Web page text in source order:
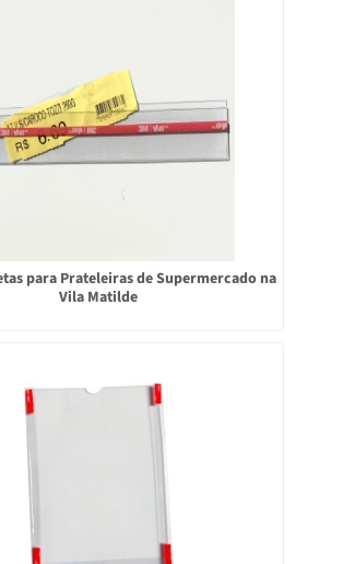
para Prateleiras de Supermercado na
Vila Matilde